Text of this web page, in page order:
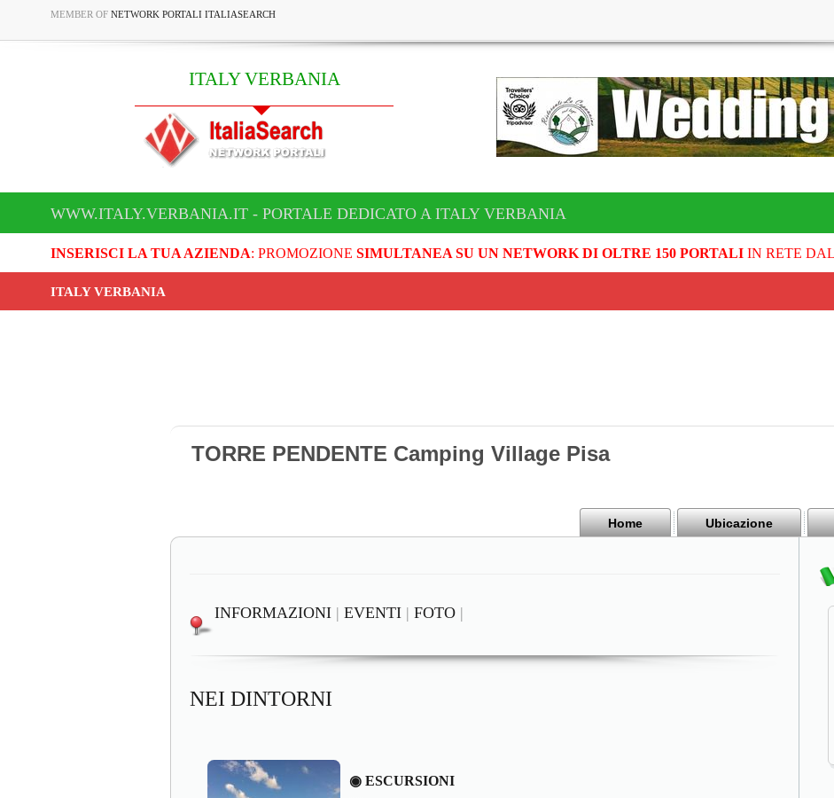
MEMBER OF NETWORK PORTALI ITALIASEARCH
ITALY VERBANIA
WWW.ITALY.VERBANIA.IT - PORTALE DEDICATO A ITALY VERBANIA
INSERISCI LA TUA AZIENDA: PROMOZIONE SIMULTANEA SU UN NETWORK DI OLTRE 150 PORTALIIN RETE DAL
ITALY VERBANIA
TORRE PENDENTE Camping Village Pisa
Home Ubicazione
INFORMAZIONI | EVENTI | FOTO |
NEI DINTORNI
◉ ESCURSIONI